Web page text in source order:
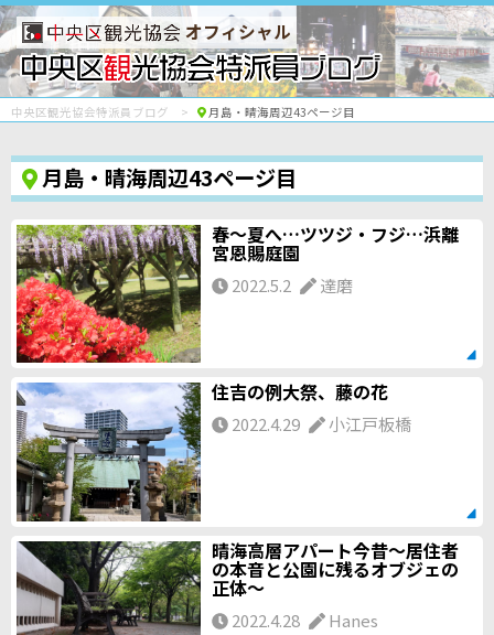
オフィシャル
中央区観光協会特派員ブログ 月島・晴海周辺43ページ目
月島・晴海周辺43ページ目
春～夏へ…ツツジ・フジ…浜離
宮恩賜庭園
2022.5.2 達磨
住吉の例大祭、藤の花
2022.4.29 小江戸板橋
晴海高層アパート今昔～居住者
の本音と公園に残るオブジェの
正体～
2022.4.28 Hanes